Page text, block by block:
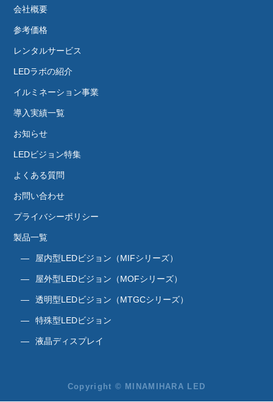
会社概要
参考価格
レンタルサービス
LEDラボの紹介
イルミネーション事業
導入実績一覧
お知らせ
LEDビジョン特集
よくある質問
お問い合わせ
プライバシーポリシー
製品一覧
屋内型LEDビジョン（MIFシリーズ）
屋外型LEDビジョン（MOFシリーズ）
透明型LEDビジョン（MTGCシリーズ）
特殊型LEDビジョン
液晶ディスプレイ
Copyright © MINAMIHARA LED